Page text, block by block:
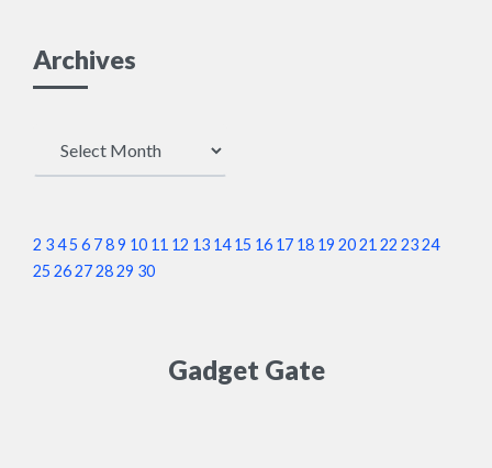
Gadget Gate
Archives
2 345 6 789 10 11 12 13 14 15 16 17 18 19 2021 22 2324
25 26272829 30